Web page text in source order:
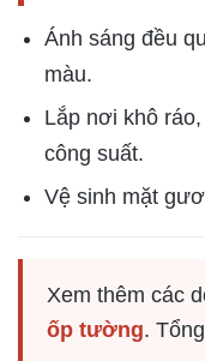
Ánh sáng đều
màu.
Lắp nơi khô
công suất.
Vệ sinh mặt
Xem thêm các
ốp tường.